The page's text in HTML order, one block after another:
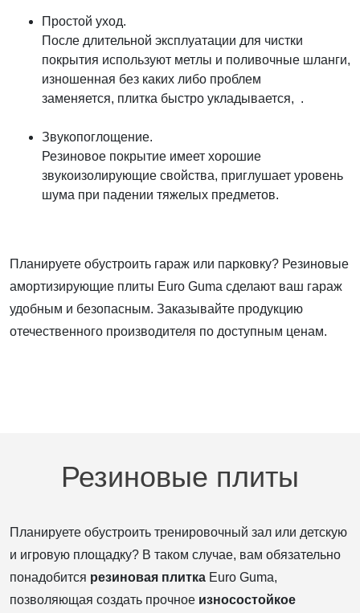
Простой уход.
После длительной эксплуатации для чистки
покрытия используют метлы и поливочные шланги,
изношенная без каких либо проблем
заменяется, плитка быстро укладывается, .
Звукопоглощение.
Резиновое покрытие имеет хорошие
звукоизолирующие свойства, приглушает уровень
шума при падении тяжелых предметов.
Планируете обустроить гараж или парковку? Резиновые
амортизирующие плиты Euro Guma сделают ваш гараж
удобным и безопасным. Заказывайте продукцию
отечественного производителя по доступным ценам.
Резиновые плиты
Планируете обустроить тренировочный зал или детскую
и игровую площадку? В таком случае, вам обязательно
понадобится резиновая плитка Euro Guma,
позволяющая создать прочное износостойкое